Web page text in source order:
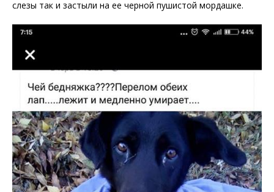
слезы так и застыли на ее черной пушистой мордашке.